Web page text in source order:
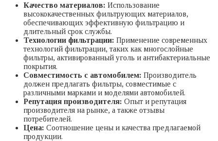
Качество материалов: Использование
высококачественных фильтрующих материалов,
обеспечивающих эффективную фильтрацию и
длительный срок службы.
Технологии фильтрации: Применение современных
технологий фильтрации, таких как многослойные
фильтры, активированный уголь и антибактериальные
покрытия.
Совместимость с автомобилем: Производитель
должен предлагать фильтры, совместимые с
различными марками и моделями автомобилей.
Репутация производителя: Опыт и репутация
производителя на рынке, а также отзывы
потребителей.
Цена: Соотношение цены и качества предлагаемой
продукции.